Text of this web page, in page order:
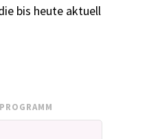
bis heute aktuell
PROGRAMM